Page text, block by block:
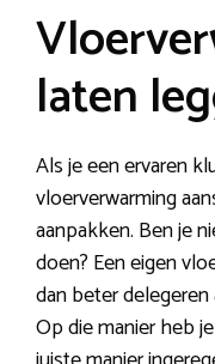
laten
Als je een ervaren
vloerverwarming
aanpakken. Ben je
doen? Een eigen
dan beter
Op die manier heb